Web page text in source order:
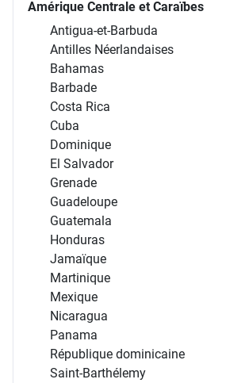
Amérique Centrale et Caraïbes
Antigua-et-Barbuda
Antilles Néerlandaises
Bahamas
Barbade
Costa Rica
Cuba
Dominique
El Salvador
Grenade
Guadeloupe
Guatemala
Honduras
Jamaïque
Martinique
Mexique
Nicaragua
Panama
République dominicaine
Saint-Barthélemy